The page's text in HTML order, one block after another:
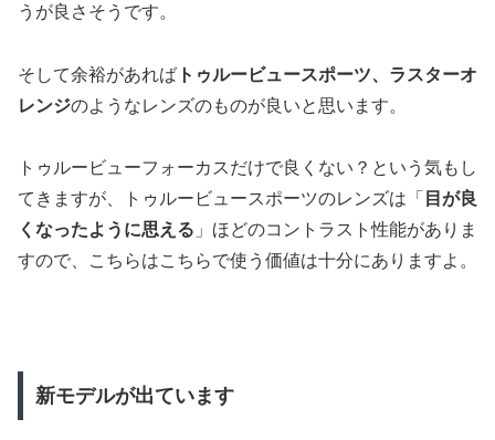
うが良さそうです。
そして余裕があれば トゥルービュースポーツ、ラスターオ
レンジのようなレンズのものが良いと思います。
トゥルービューフォーカスだけで良くない？という気もし
てきますが、トゥルービュースポーツのレンズは「 目が良
くなったように思える 」ほどのコントラスト性能がありま
すので、こちらはこちらで使う価値は十分にありますよ。
新モデルが出ています